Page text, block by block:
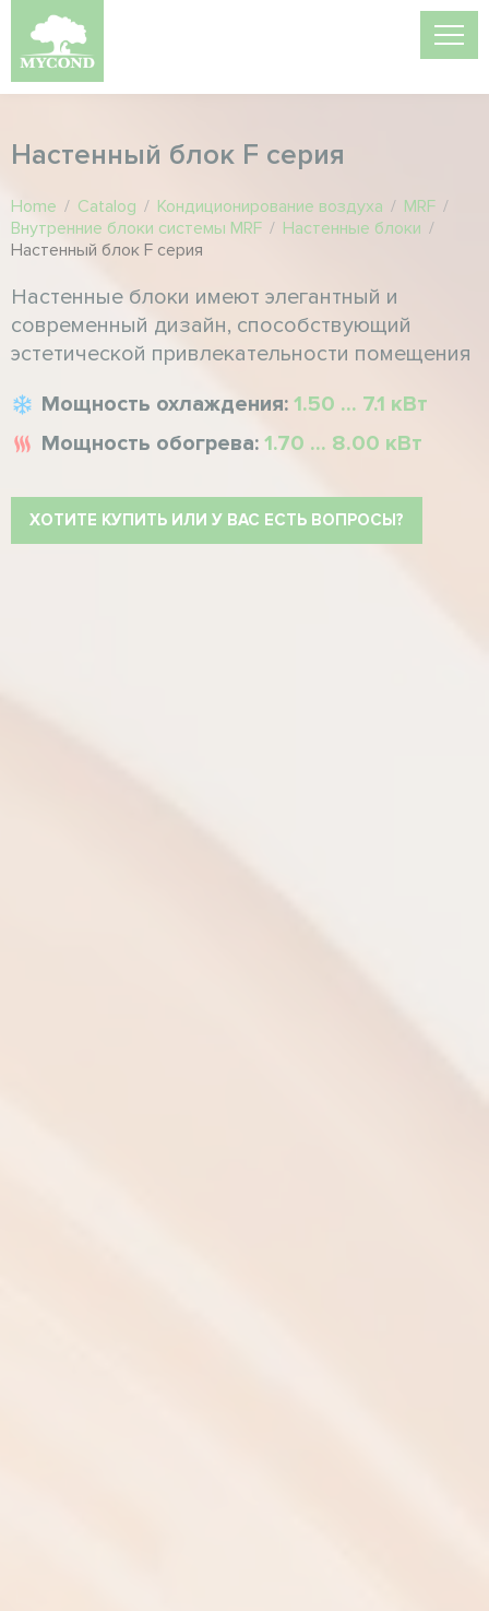
Настенный блок F серия
Home / Catalog / Кондиционирование воздуха / MRF /
Внутренние блоки системы MRF / Настенные блоки /
Настенный блок F серия
Настенные блоки имеют элегантный и
современный дизайн, способствующий
эстетической привлекательности помещения
Мощность охлаждения: 1.50 ... 7.1 кВт
Мощность обогрева: 1.70 ... 8.00 кВт
ХОТИТЕ КУПИТЬ ИЛИ У ВАС ЕСТЬ ВОПРОСЫ?